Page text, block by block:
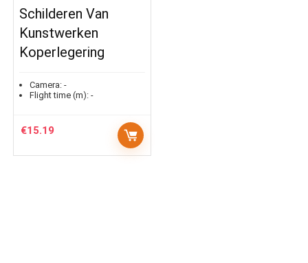
Schilderen Van
Kunstwerken
Koperlegering
Camera: -
Flight time (m): -
€15.19